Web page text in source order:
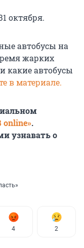
октября.
автобусы на
жарких
какие автобусы
в материале.
online».
узнавать о
4 2